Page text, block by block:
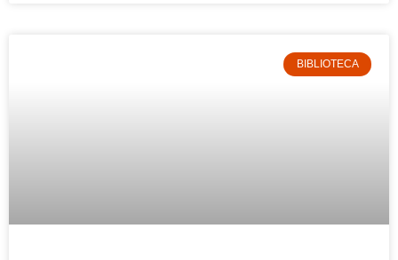
BIBLIOTECA